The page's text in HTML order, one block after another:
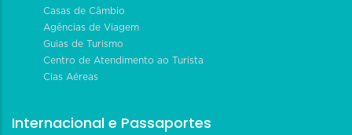
Casas de Câmbio
Agências de Viagem
Guias de Turismo
Centro de Atendimento ao Turista
Cias Aéreas
Internacional e Passaportes